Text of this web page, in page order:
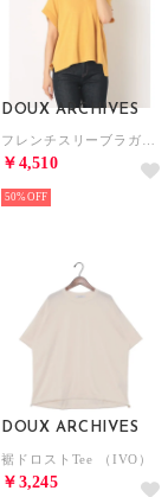
DOUX ARCHIVES
￥4,510
50%
DOUX ARCHIVES
裾ドロストTee （IVO）
￥3,245